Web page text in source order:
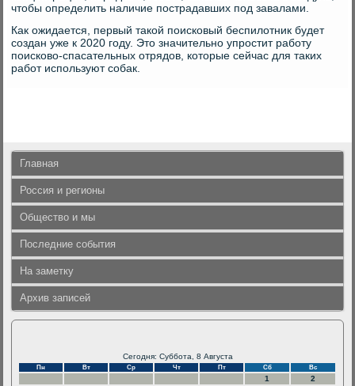
чтобы определить наличие пострадавших под завалами.
Как ожидается, первый такой поисковый беспилотник будет
создан уже к 2020 году. Это значительно упростит работу
поисково-спасательных отрядов, которые сейчас для таких
работ используют собак.
Главная
Россия и регионы
Общество и мы
Последние события
На заметку
Архив записей
Сегодня: Суббота, 8 Августа
Пн Вт Ср Чт Пт Сб Вс
1 2